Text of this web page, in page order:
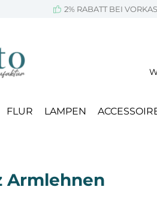
2% RABATT BEI
FLUR LAMPEN
Armlehnen